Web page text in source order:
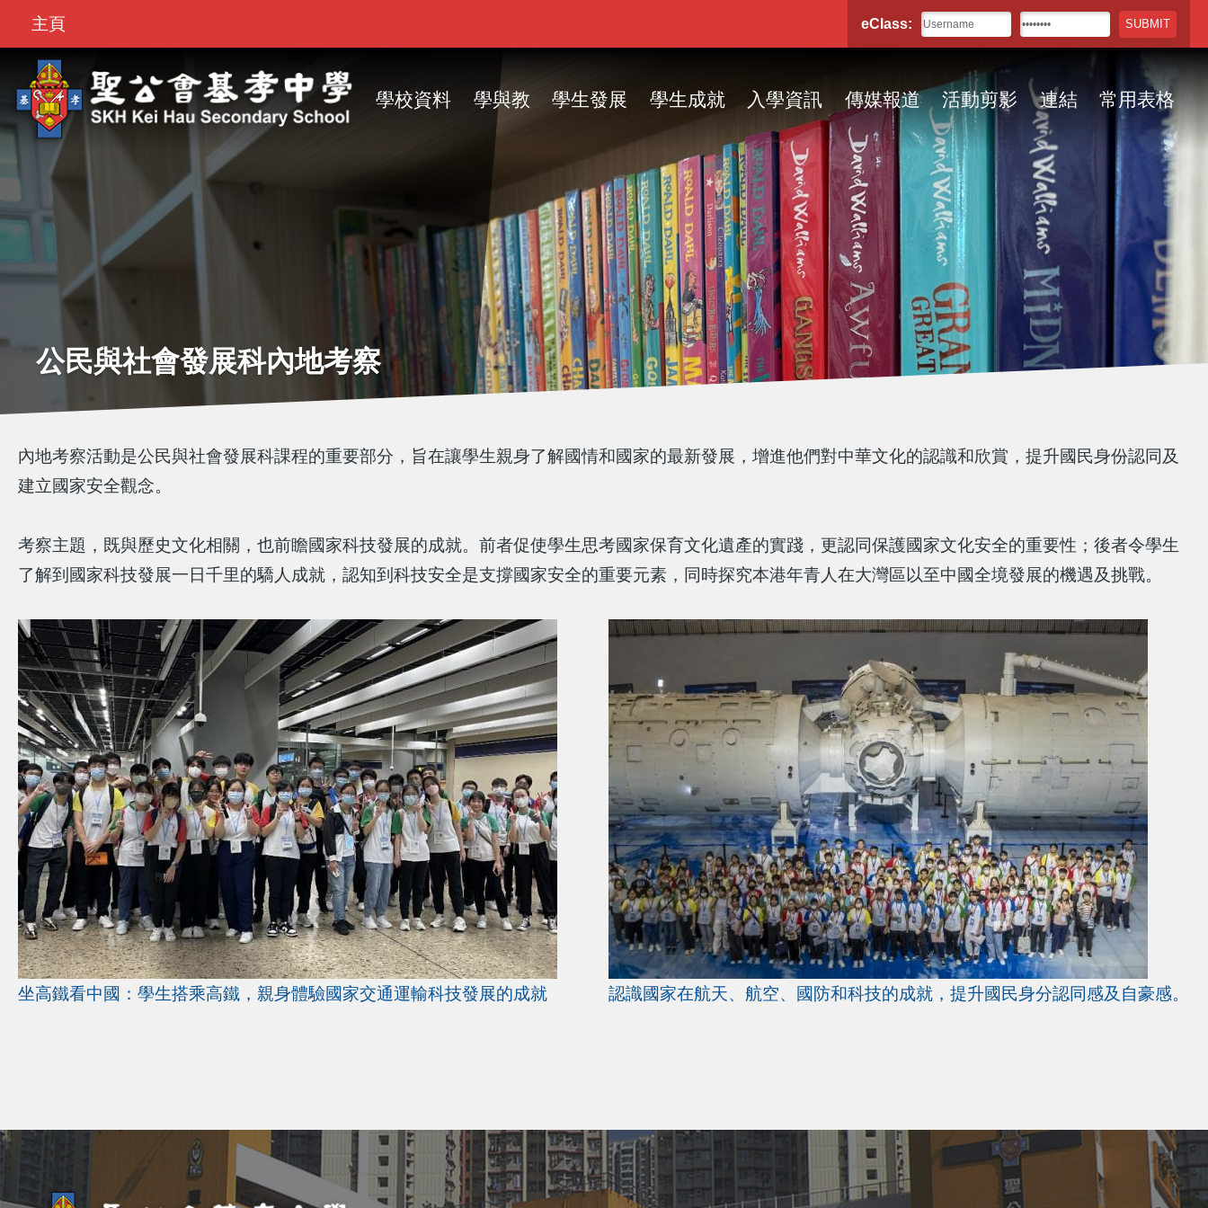
移至主內容
Bar
主頁 eClass:
navigation
學校資料 學與教 學生發展 學生成就 入學資訊 傳媒報道 活動剪影 連結 常用表格
公民與社會發展科內地考察
內地考察活動是公民與社會發展科課程的重要部分，旨在讓學生親身了解國情和國家的最新發展，增進他們對中華文化的認識和欣賞，提升國民身份認同及
建立國家安全觀念。
考察主題，既與歷史文化相關，也前瞻國家科技發展的成就。前者促使學生思考國家保育文化遺產的實踐，更認同保護國家文化安全的重要性；後者令學生
了解到國家科技發展一日千里的驕人成就，認知到科技安全是支撐國家安全的重要元素，同時探究本港年青人在大灣區以至中國全境發展的機遇及挑戰。
坐高鐵看中國：學生搭乘高鐵，親身體驗國家交通運輸科技發展的成就 認識國家在航天、航空、國防和科技的成就，提升國民身分認同感及自豪感。